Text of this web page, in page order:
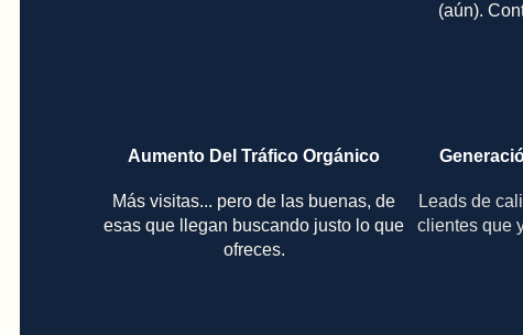
(aún).
Aumento Del Tráfico Orgánico
Más visitas... pero de las buenas, de
esas que llegan buscando justo lo que
ofreces.
Leads de
clientes que